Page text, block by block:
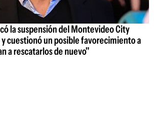
la suspensión del Montevideo City
cuestionó un posible favorecimiento a
a rescatarlos de nuevo"